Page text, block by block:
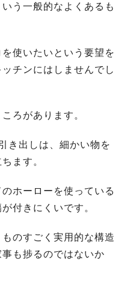
う一般的なよくあるも
使いたいという要望を
チンにはしませんでし
ろがあります。
き出しは、細かい物を
ます。
ホーローを使っている
付きにくいです。
のすごく実用的な構造
も捗るのではないか